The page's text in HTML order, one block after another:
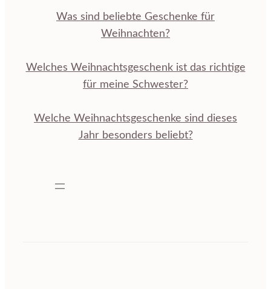
Was sind beliebte Geschenke für
Weihnachten?
Welches Weihnachtsgeschenk ist das richtige
für meine Schwester?
Welche Weihnachtsgeschenke sind dieses
Jahr besonders beliebt?